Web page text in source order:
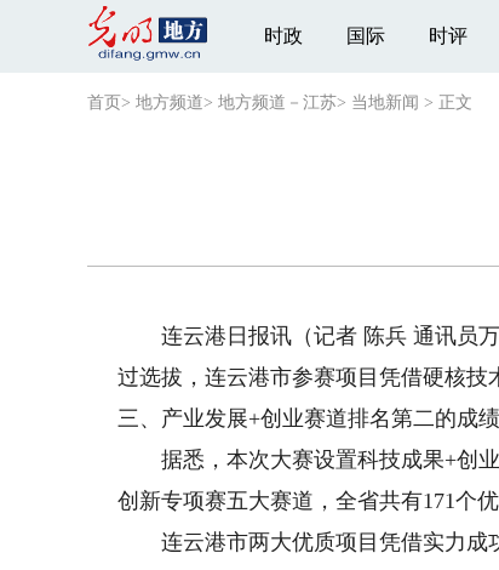
时政 国际 时评
首页 > 地方频道> 地方频道－江苏> 当地新闻 > 正文
连云港日报讯（记者 陈兵 通讯员万
过选拔，连云港市参赛项目凭借硬核
三、产业发展+创业赛道排名第二的成
据悉，本次大赛设置科技成果+创业
创新专项赛五大赛道，全省共有171个
连云港市两大优质项目凭借实力成